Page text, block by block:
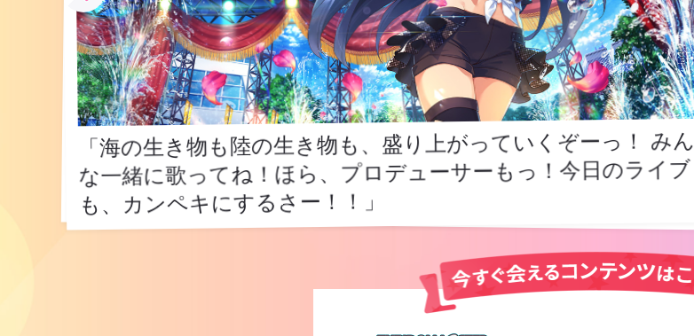
「海の生き物も陸の生き物も、盛り上がっていくぞーっ！ みん
な一緒に歌ってね！ほら、プロデューサーもっ！今日のライブ
も、カンペキにするさー！！」
「海の生き物も陸の生き物も、盛り上がっていくぞーっ！ みん
な一緒に歌ってね！ほら、プロデューサーもっ！今日のライブ
も、カンペキにするさー！！」